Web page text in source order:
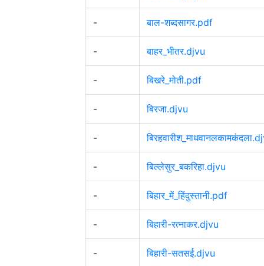
- बाल-शब्दसागर.pdf
- बाहर_भीतर.djvu
- बिखरे_मोती.pdf
- बिरजा.djvu
-
- बिल्लेसुर_बकरिहा.djvu
- बिहार_में_हिंदुस्तानी.pdf
- बिहारी-रत्नाकर.djvu
- बिहारी-सतसई.djvu